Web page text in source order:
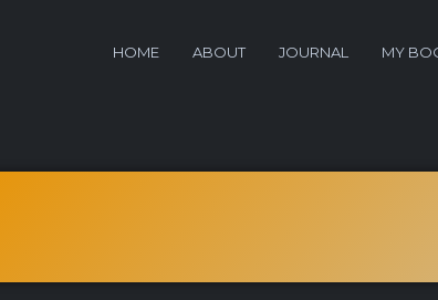
HOME ABOUT JOURNAL MY